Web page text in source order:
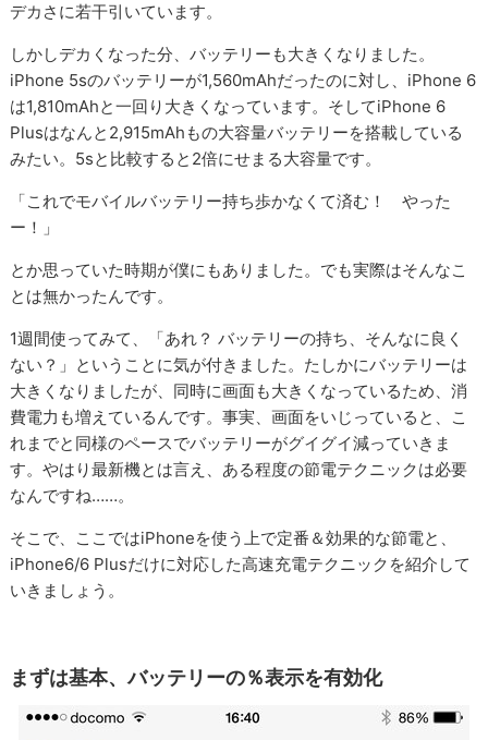
デカさに若干引いています。
しかしデカくなった分、バッテリーも大きくなりました。
iPhone 5sのバッテリーが1,560mAhだったのに対し、iPhone 6
は1,810mAhと一回り大きくなっています。そしてiPhone 6
Plusはなんと2,915mAhもの大容量バッテリーを搭載している
みたい。5sと比較すると2倍にせまる大容量です。
「これでモバイルバッテリー持ち歩かなくて済む！ やった
ー！」
とか思っていた時期が僕にもありました。でも実際はそんなこ
とは無かったんです。
1週間使ってみて、「あれ？ バッテリーの持ち、そんなに良く
ない？」ということに気が付きました。たしかにバッテリーは
大きくなりましたが、同時に画面も大きくなっているため、消
費電力も増えているんです。事実、画面をいじっていると、こ
れまでと同様のペースでバッテリーがグイグイ減っていきま
す。やはり最新機とは言え、ある程度の節電テクニックは必要
なんですね……。
そこで、ここではiPhoneを使う上で定番＆効果的な節電と、
iPhone6/6 Plusだけに対応した高速充電テクニックを紹介して
いきましょう。
まずは基本、バッテリーの％表示を有効化